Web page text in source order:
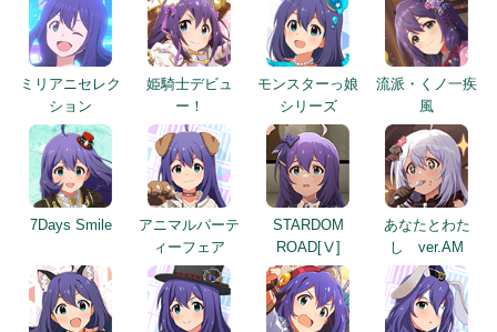
ミリアニセレク
ション
姫騎士デビュ
ー！
モンスターっ娘
シリーズ
流派・くノ一疾
風
7Days Smile
アニマルパーテ
ィーフェア
STARDOM
ROAD[Ⅴ]
あなたとわた
し ver.AM